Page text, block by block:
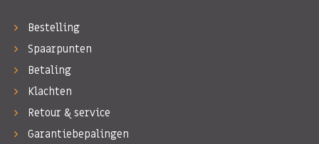
Bestelling
Spaarpunten
Betaling
Klachten
Retour & service
Garantiebepalingen